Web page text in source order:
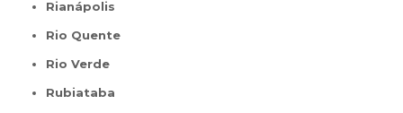
Rianápolis
Rio Quente
Rio Verde
Rubiataba